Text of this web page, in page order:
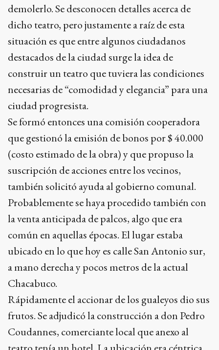
demolerlo. Se desconocen detalles acerca de
dicho teatro, pero justamente a raíz de esta
situación es que entre algunos ciudadanos
destacados de la ciudad surge la idea de
construir un teatro que tuviera las condiciones
necesarias de “comodidad y elegancia” para una
ciudad progresista.
Se formó entonces una comisión cooperadora
que gestionó la emisión de bonos por $ 40.000
(costo estimado de la obra) y que propuso la
suscripción de acciones entre los vecinos,
también solicitó ayuda al gobierno comunal.
Probablemente se haya procedido también con
la venta anticipada de palcos, algo que era
común en aquellas épocas. El lugar estaba
ubicado en lo que hoy es calle San Antonio sur,
a mano derecha y pocos metros de la actual
Chacabuco.
Rápidamente el accionar de los gualeyos dio sus
frutos. Se adjudicó la construcción a don Pedro
Coudannes, comerciante local que anexo al